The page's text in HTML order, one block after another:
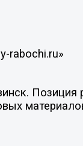
rabochi.ru»
Позиция